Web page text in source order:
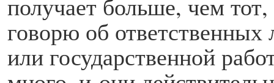
получает больше, чем
говорю об
или государственной